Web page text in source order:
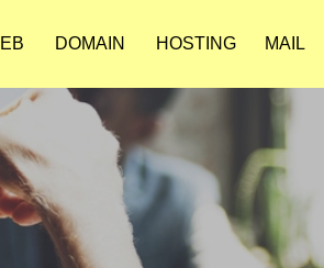
DOMAIN HOSTING MAIL